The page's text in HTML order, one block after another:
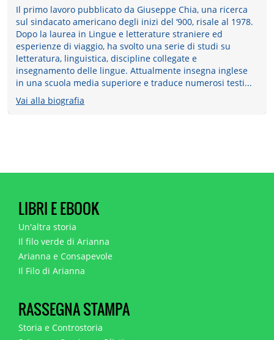
Il primo lavoro pubblicato da Giuseppe Chia, una ricerca
sul sindacato americano degli inizi del ‘900, risale al 1978.
Dopo la laurea in Lingue e letterature straniere ed
esperienze di viaggio, ha svolto una serie di studi su
letteratura, linguistica, discipline collegate e
insegnamento delle lingue. Attualmente insegna inglese
in una scuola media superiore e traduce numerosi testi...
Vai alla biografia
LIBRI E EBOOK
Un'altra storia
Il filo verde di Arianna
Arianna e Consapevole
Il Filo di Arianna
RASSEGNA STAMPA
Storia e Controstoria